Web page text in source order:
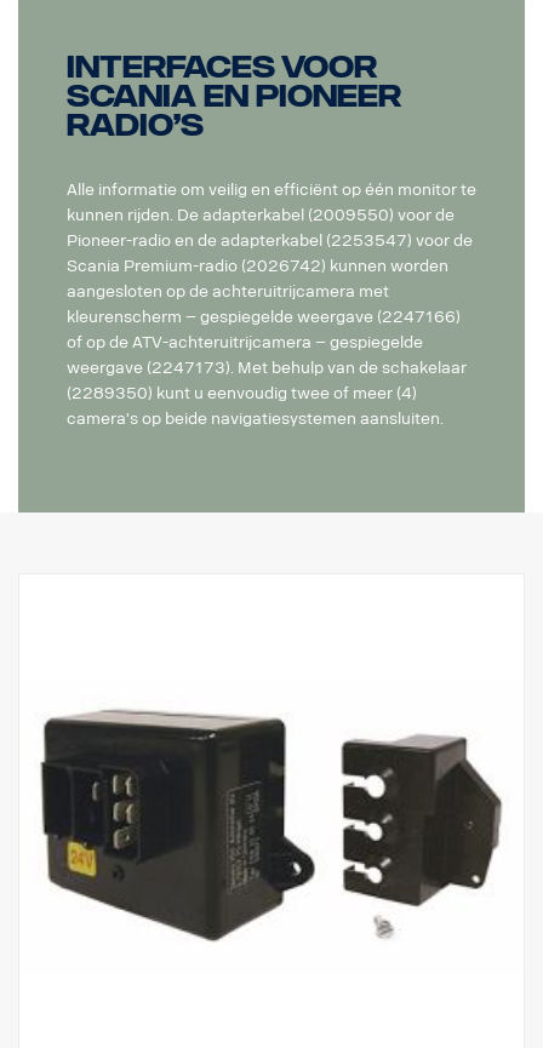
Interfaces voor
Scania en Pioneer
radio’s
Alle informatie om veilig en efficiënt op één monitor te
kunnen rijden. De adapterkabel (2009550) voor de
Pioneer-radio en de adapterkabel (2253547) voor de
Scania Premium-radio (2026742) kunnen worden
aangesloten op de achteruitrijcamera met
kleurenscherm – gespiegelde weergave (2247166)
of op de ATV-achteruitrijcamera – gespiegelde
weergave (2247173). Met behulp van de schakelaar
(2289350) kunt u eenvoudig twee of meer (4)
camera's op beide navigatiesystemen aansluiten.